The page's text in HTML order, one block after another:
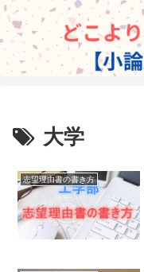
大学
志望理由書の書き方